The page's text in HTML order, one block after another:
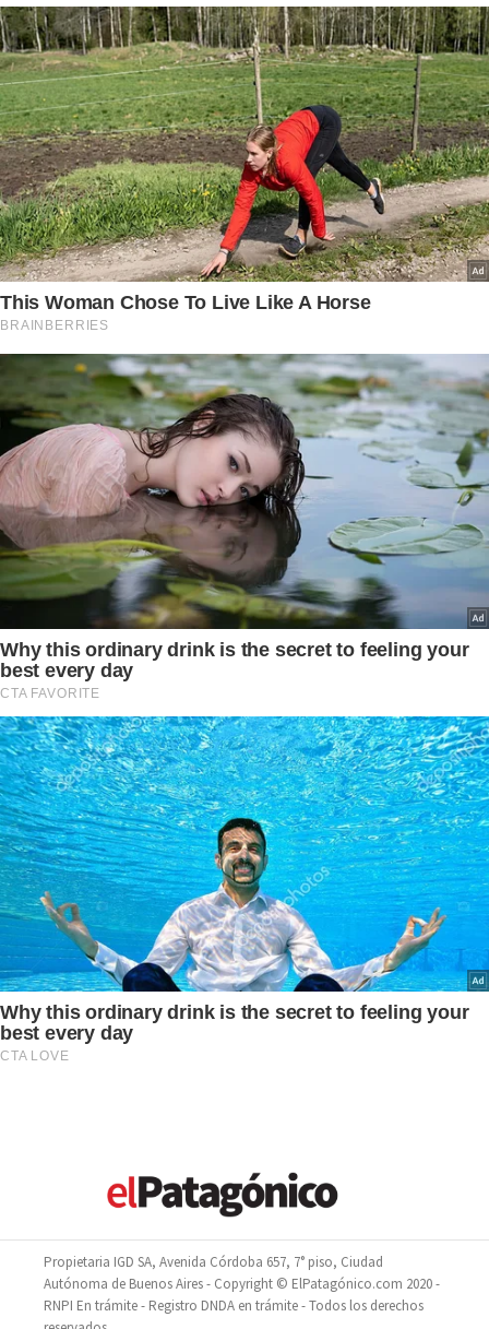
Propietaria IGD SA, Avenida Córdoba 657, 7° piso, Ciudad
Autónoma de Buenos Aires - Copyright © ElPatagónico.com 2020 -
RNPI En trámite - Registro DNDA en trámite - Todos los derechos